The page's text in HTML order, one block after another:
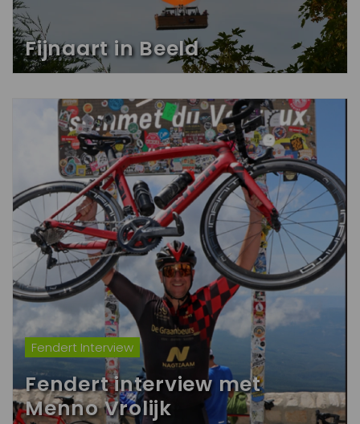
Fijnaart in Beeld
Fendert Interview
Fendert interview met
Menno Vrolijk